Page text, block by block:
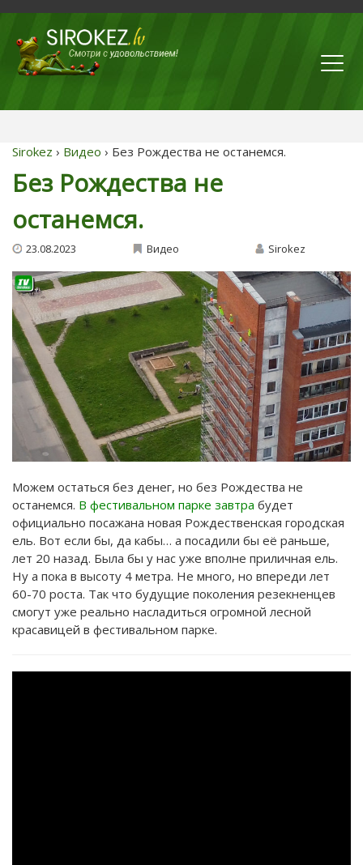
Sirokez › Видео › Без Рождества не останемся.
Без Рождества не
останемся.
23.08.2023 Видео Sirokez
Можем остаться без денег, но без Рождества не
останемся. В фестивальном парке завтра будет
официально посажана новая Рождественская городская
ель. Вот если бы, да кабы… а посадили бы её раньше,
лет 20 назад. Была бы у нас уже вполне приличная ель.
Ну а пока в высоту 4 метра. Не много, но впереди лет
60-70 роста. Так что будущие поколения резекненцев
смогут уже реально насладиться огромной лесной
красавицей в фестивальном парке.